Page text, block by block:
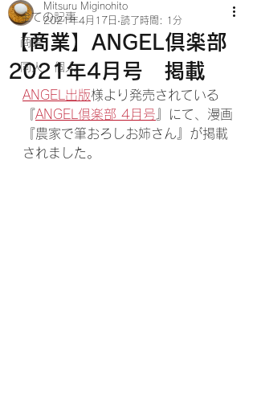
全ての記事
商業
同人・個人
【商業】ANGEL倶楽部
2021年4月号 掲載
Mitsuru Miginohito
2021年4月17日 読了時間: 1分
ANGEL出版様より発売されている
『ANGEL倶楽部 4月号 』にて、漫画
『農家で筆おろしお姉さん』が掲載
されました。